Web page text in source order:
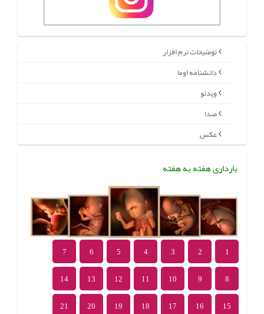
توضیحات نرم افزار
دانشنامه اوما
ویدئو
صدا
عکس
بارداری هفته به هفته
1
2
3
4
5
6
7
8
9
10
11
12
13
14
15
16
17
18
19
20
21